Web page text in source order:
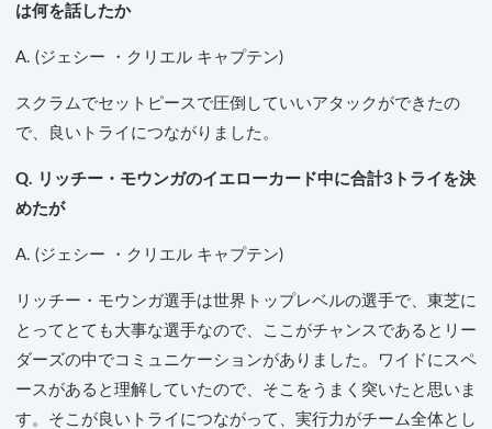
は何を話したか
A. (ジェシー ・クリエル キャプテン)
スクラムでセットピースで圧倒していいアタックができたの
で、良いトライにつながりました。
Q. リッチー・モウンガのイエローカード中に合計3トライを決
めたが
A. (ジェシー ・クリエル キャプテン)
リッチー・モウンガ選手は世界トップレベルの選手で、東芝に
とってとても大事な選手なので、ここがチャンスであるとリー
ダーズの中でコミュニケーションがありました。ワイドにスペ
ースがあると理解していたので、そこをうまく突いたと思いま
す。そこが良いトライにつながって、実行力がチーム全体とし